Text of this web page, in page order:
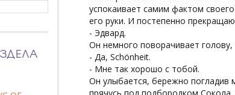
успокаивает самим фактом
его руки. И постепенно
- Эдвард.
Он немного поворачивает
- Да, Schönheit.
- Мне так хорошо с тобой.
Он улыбается, бережно погладив